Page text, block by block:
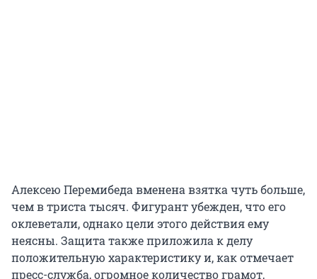
Алексею Перемибеда вменена взятка чуть больше,
чем в триста тысяч. Фигурант убежден, что его
оклеветали, однако цели этого действия ему
неясны. Защита также приложила к делу
положительную характеристику и, как отмечает
пресс-служба, огромное количество грамот,